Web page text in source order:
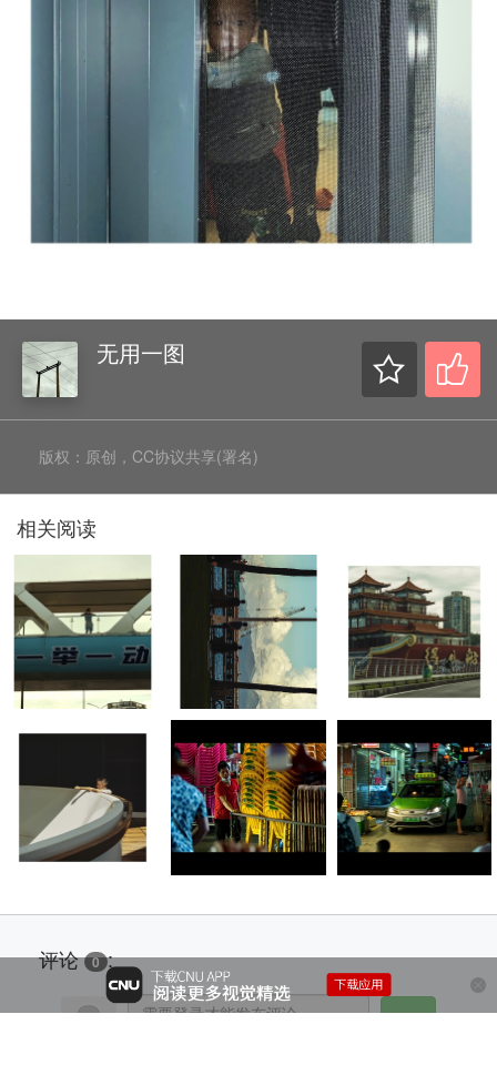
无用一图
版权：原创，CC协议共享(署名)
相关阅读
评论 0 :